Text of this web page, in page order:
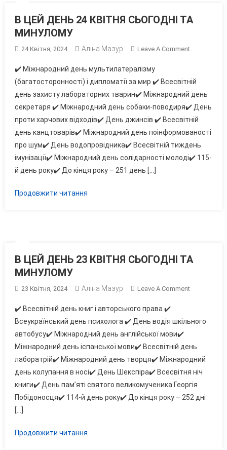
В ЦЕЙ ДЕНЬ 24 КВІТНЯ СЬОГОДНІ ТА
МИНУЛОМУ
24 Квітня, 2024 Аліна Мазур Leave A CommentOn
ДЕНЬ
24
КВІТНЯ
СЬОГОДНІ
ТА
МИНУЛОМУ
✔️ Міжнародний день мультилатералізму
(багатосторонності) і дипломатії за мир ✔️ Всесвітній
день захисту лабораторних тварин✔️ Міжнародний день
секретаря ✔️ Міжнародний день собаки-поводиря✔️ День
проти харчових відходів✔️ День джинсів ✔️ Всесвітній
день канцтоварів✔️ Міжнародний день поінформованості
про шум✔️ День водопровідника✔️ Всесвітній тиждень
імунізації✔️ Міжнародний день солідарності молоді✔️ 115-
й день року✔️ До кінця року – 251 день […]
Продовжити читання
В ЦЕЙ ДЕНЬ 23 КВІТНЯ СЬОГОДНІ ТА
МИНУЛОМУ
23 Квітня, 2024 Аліна Мазур Leave A CommentOn
ДЕНЬ
КВІТНЯ
СЬОГОДНІ
ТА
МИНУЛОМУ
✔️ Всесвітній день книг і авторського права ✔️
Всеукраїнський день психолога ✔️ День водія шкільного
автобусу✔️ Міжнародний день англійської мови✔️
Міжнародний день іспанської мови✔️ Всесвітній день
лаборатрій✔️ Міжнародний день творця✔️ Міжнародний
день колупання в носі✔️ День Шекспіра✔️ Всесвітня ніч
книги✔️ День пам’яті святого великомученика Георгія
Побідоносця✔️ 114-й день року✔️ До кінця року – 252 дні
[…]
Продовжити читання